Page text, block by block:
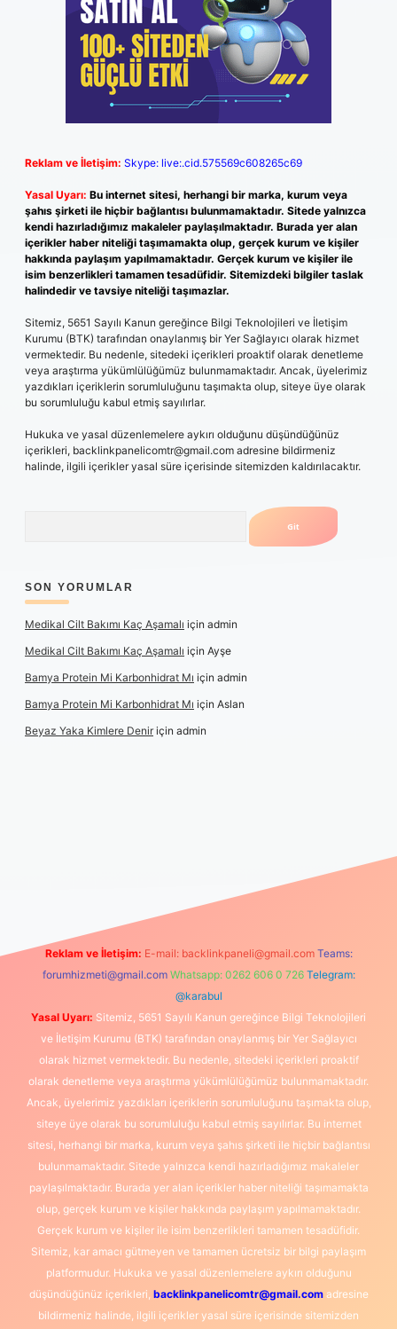
Reklam ve İletişim: Skype: live:.cid.575569c608265c69
Yasal Uyarı: Bu internet sitesi, herhangi bir marka, kurum veya
şahıs şirketi ile hiçbir bağlantısı bulunmamaktadır. Sitede yalnızca
kendi hazırladığımız makaleler paylaşılmaktadır. Burada yer alan
içerikler haber niteliği taşımamakta olup, gerçek kurum ve kişiler
hakkında paylaşım yapılmamaktadır. Gerçek kurum ve kişiler ile
isim benzerlikleri tamamen tesadüfidir. Sitemizdeki bilgiler taslak
halindedir ve tavsiye niteliği taşımazlar.
Sitemiz, 5651 Sayılı Kanun gereğince Bilgi Teknolojileri ve İletişim
Kurumu (BTK) tarafından onaylanmış bir Yer Sağlayıcı olarak hizmet
vermektedir. Bu nedenle, sitedeki içerikleri proaktif olarak denetleme
veya araştırma yükümlülüğümüz bulunmamaktadır. Ancak, üyelerimiz
yazdıkları içeriklerin sorumluluğunu taşımakta olup, siteye üye olarak
bu sorumluluğu kabul etmiş sayılırlar.
Hukuka ve yasal düzenlemelere aykırı olduğunu düşündüğünüz
içerikleri, backlinkpanelicomtr@gmail.com adresine bildirmeniz
halinde, ilgili içerikler yasal süre içerisinde sitemizden kaldırılacaktır.
SON YORUMLAR
Medikal Cilt Bakımı Kaç Aşamalı için admin
Medikal Cilt Bakımı Kaç Aşamalı için Ayşe
Bamya Protein Mi Karbonhidrat Mı için admin
Bamya Protein Mi Karbonhidrat Mı için Aslan
Beyaz Yaka Kimlere Deniriçin admin
Reklam ve İletişim: E-mail: backlinkpaneli@gmail.com Teams:
forumhizmeti@gmail.com Whatsapp: 0262 606 0 726 Telegram:
@karabul
Yasal Uyarı: Sitemiz, 5651 Sayılı Kanun gereğince Bilgi Teknolojileri
ve İletişim Kurumu (BTK) tarafından onaylanmış bir Yer Sağlayıcı
olarak hizmet vermektedir. Bu nedenle, sitedeki içerikleri proaktif
olarak denetleme veya araştırma yükümlülüğümüz bulunmamaktadır.
Ancak, üyelerimiz yazdıkları içeriklerin sorumluluğunu taşımakta olup,
siteye üye olarak bu sorumluluğu kabul etmiş sayılırlar. Bu internet
sitesi, herhangi bir marka, kurum veya şahıs şirketi ile hiçbir bağlantısı
bulunmamaktadır. Sitede yalnızca kendi hazırladığımız makaleler
paylaşılmaktadır. Burada yer alan içerikler haber niteliği taşımamakta
olup, gerçek kurum ve kişiler hakkında paylaşım yapılmamaktadır.
Gerçek kurum ve kişiler ile isim benzerlikleri tamamen tesadüfidir.
Sitemiz, kar amacı gütmeyen ve tamamen ücretsiz bir bilgi paylaşım
platformudur. Hukuka ve yasal düzenlemelere aykırı olduğunu
düşündüğünüz içerikleri, backlinkpanelicomtr@gmail.comadresine
bildirmeniz halinde, ilgili içerikler yasal süre içerisinde sitemizden